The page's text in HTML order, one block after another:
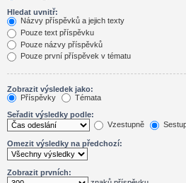
Hledat uvnitř:
Názvy příspěvků a jejich texty
Pouze text příspěvku
Pouze názvy příspěvků
Pouze první příspěvek v tématu
Zobrazit výsledek jako:
Příspěvky
Témata
Seřadit výsledky podle:
Vzestupně
Omezit výsledky na předchozí:
Zobrazit prvních: